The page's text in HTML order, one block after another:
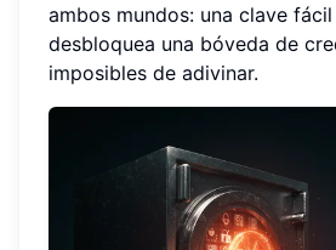
ambos mundos: una clave
desbloquea una bóveda de
imposibles de adivinar.